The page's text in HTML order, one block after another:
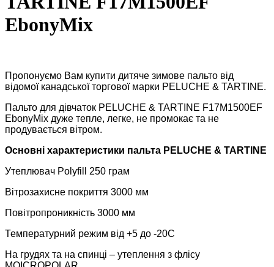
EbonyMix
Пропонуємо Вам купити дитяче зимове пальто від
відомої канадської торгової марки PELUCHE & TARTINE.
Пальто для дівчаток PELUCHE & TARTINE F17M1500EF
EbonyMix дуже тепле, легке, не промокає та не
продувається вітром.
Основні характеристики пальта PELUCHE & TARTINE
Утеплювач Polyfill 250 грам
Вітрозахисне покриття 3000 мм
Повітропроникність 3000 мм
Температурний режим від +5 до -20С
На грудях та на спинці – утеплення з флісу